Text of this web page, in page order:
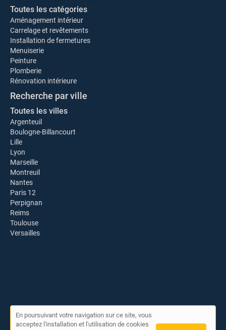
Toutes les catégories
Aménagement intérieur
Carrelage et revêtements
Installation de fermetures
Menuiserie
Peinture
Plomberie
Rénovation intérieure
Recherche par ville
Toutes les villes
Argenteuil
Boulogne-Billancourt
Lille
Lyon
Marseille
Montreuil
Nantes
Paris 12
Perpignan
Reims
Toulouse
Versailles
© Rénovation Service 2026 |Plan du site |Mon compte
En poursuivant votre navigation sur ce site, vous
acceptez l'installation et l'utilisation de cookies